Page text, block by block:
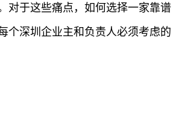
对于这些痛点，如何选择一家靠谱
个深圳企业主和负责人必须考虑的